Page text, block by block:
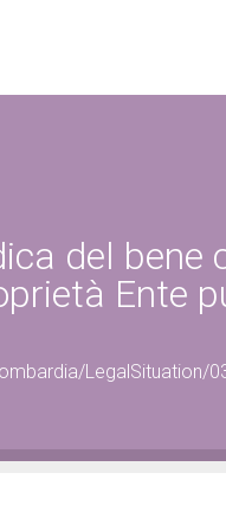
del bene
Ente
LegalSituation/